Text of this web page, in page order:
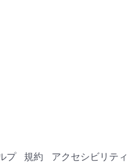
プ 規約 アクセシビリティ